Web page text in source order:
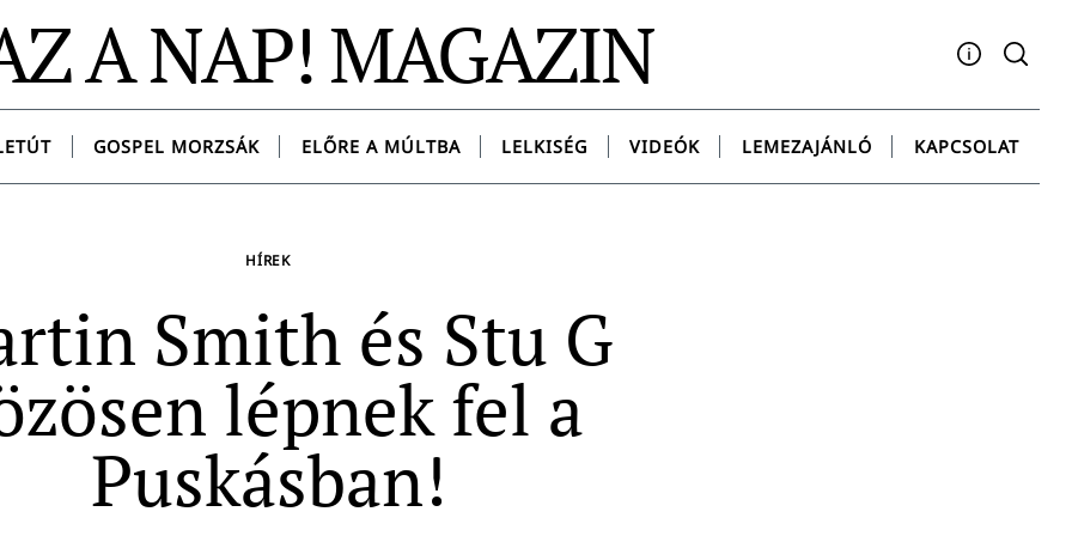
A NAP! MAGAZIN
Facebook
YouTubeInstagram
TwitterSpotify
GOSPEL MORZSÁK ELŐRE A MÚLTBA LELKISÉG VIDEÓK LEMEZAJÁNLÓ KAPCSOLAT
HÍREK
Smith és Stu G
lépnek fel a
Puskásban!